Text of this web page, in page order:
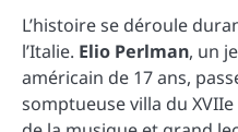
L’histoire se déroule
l’Italie. Elio Perlman, un
américain de 17 ans,
somptueuse villa du